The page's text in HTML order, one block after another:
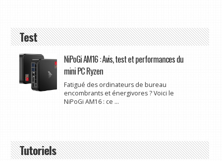
Test
NiPoGi AM16 : Avis, test et performances du
mini PC Ryzen
Fatigué des ordinateurs de bureau
encombrants et énergivores ? Voici le
NiPoGi AM16 : ce ...
Tutoriels